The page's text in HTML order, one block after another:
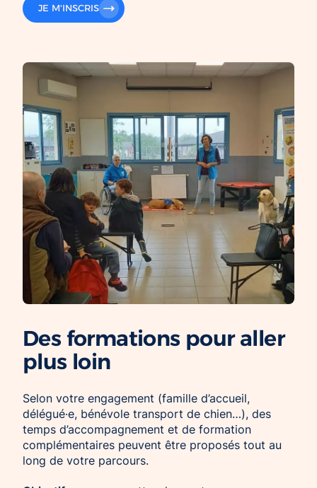
JE M'INSCRIS
Des formations pour aller
plus loin
Selon votre engagement (famille d’accueil,
délégué·e, bénévole transport de chien…), des
temps d’accompagnement et de formation
complémentaires peuvent être proposés tout au
long de votre parcours.